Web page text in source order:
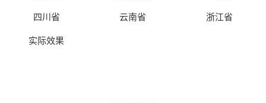
四川省 云南省 浙江省
实际效果